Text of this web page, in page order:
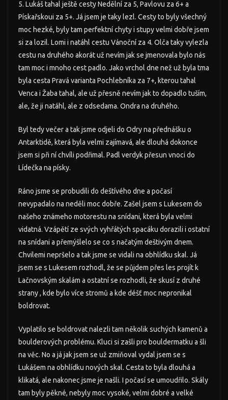
5. Lukáš tahal ještě cesty Nedělní za 5, Pavlovu za 6+ a
Pískařskoui za 5+. Já jsem je taky lezl. Cesty to byly všechný
moc hezké, byly tam perfektní chyty i stupy velmi dobře jsem
si za lozil. Lomi i natáhl cestu Vánoční za 4. Olča taky vylezla
cestu na druhého akorát už nevím jak se jmenovala bylo nás
tam moc i mnoho cest padlo. Jako vrchol dne než už byla tma
byla cesta Pravá varianta Pochlebníka za 7+, kterou tahal
Venca i Žaba tahal, ale už přesně nevím jak to dopadlo tuším,
ale, že ji natáhl, ale z odsedama. Ondra na druhého.
Byl tedy večer a tak jsme odjeli do Odry na přednášku o
Antarktidě, která byla velmi zajímavá, ale dlouhá dokonce
jsem si při ní chvíli podřimal. Padl verdyk přesun vnoci do
Lídečka na písky.
Ráno jsme se probudili do deštívého dne a počasí
nevypadalo na neděli moc dobře. Zašel jsem s Lukesem do
našeho známeho motorestu na snídani, která byla velmi
vidatná. Vzápětí ze svých vyhřátých spacáku dorazili i ostatní
na snídani a přemýšlelo se co s načatým deštivým dnem.
Chvilemi nepršelo a tak jsme se vidali na obhlídku skal. Já
jsem se s Lukesem rozhodl, že se půjdem přes les projít k
Lačnovským skalám a ostatní se rozhodli, že skusí z druhé
strany , kde bylo více stromů a kde déšť moc nepronikal
boldrovat.
Vyplatilo se boldrovat nalezli tam několik suchých kamenů a
boulderových problému. Kluci si zašli pro bouldermatku a šli
na věc. No a já jak jsem se už zmiňoval vydal jsem se s
Lukášem na obhlídku nových skal. Cesta to byla dlouhá a
klikatá, ale nakonec jsme je našli. I počasí se umoudřilo. Skály
tam byly pěkné, nebyly moc vysoké, velmi dobré a velké